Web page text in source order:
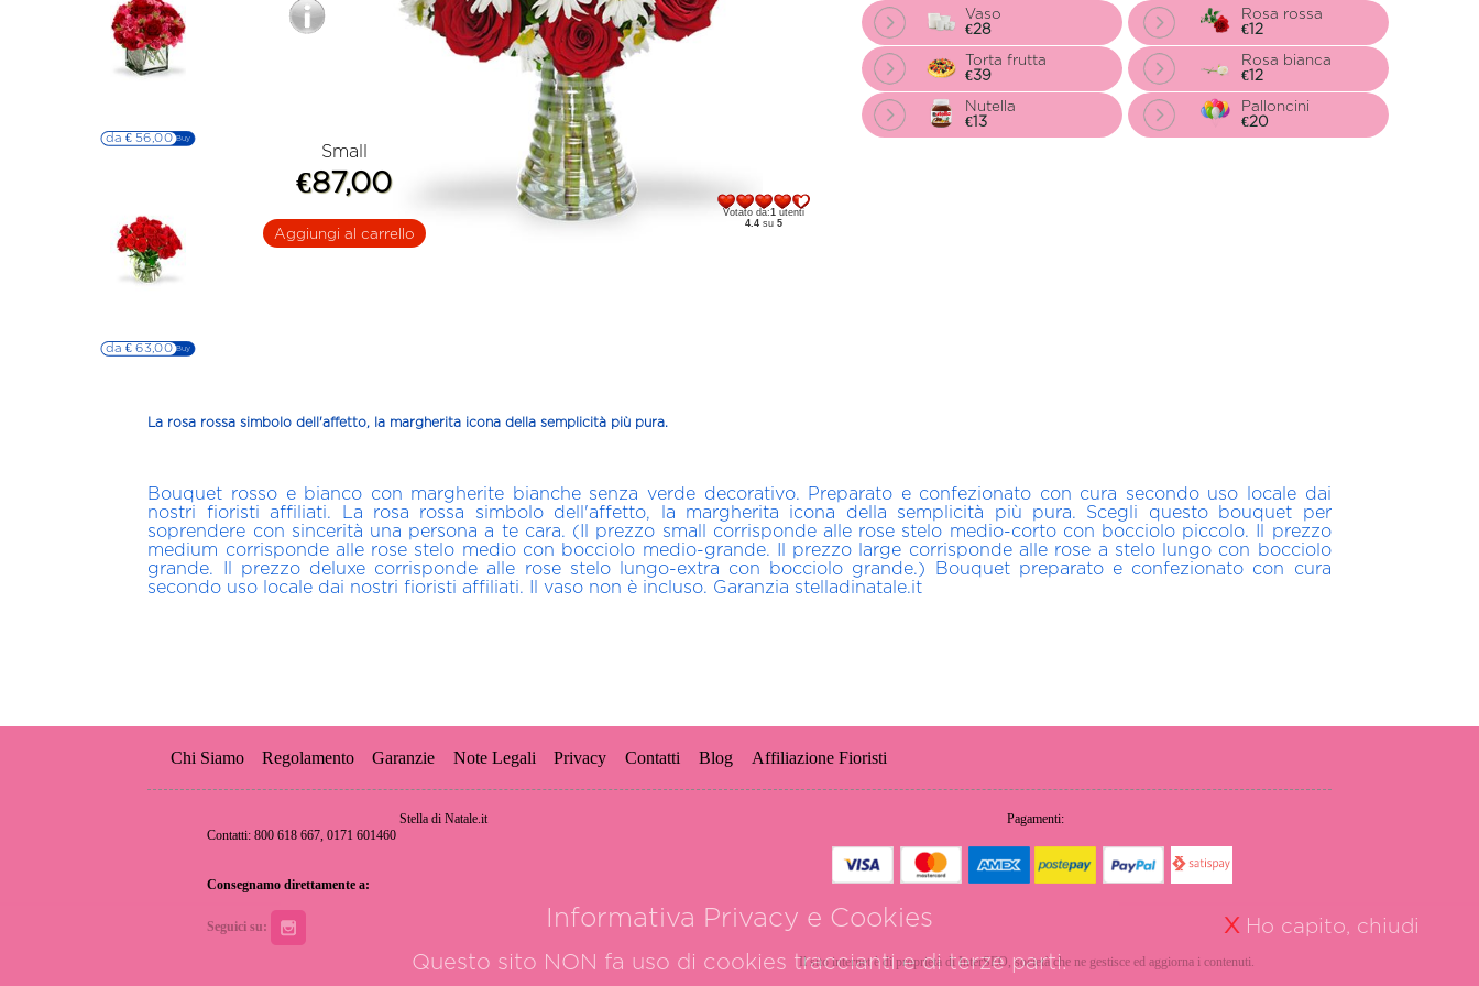
▷▷ Buy
da € 56,00
▷▷ Buy
da € 63,00
Small
€87,00
Aggiungi al carrello
Votato da:1utenti
4.4su 5
Vaso
€28
Torta frutta
€39
Nutella
€13
Rosa rossa
€12
Rosa bianca
€12
Palloncini
€20
La rosa rossa simbolo dell'affetto, la margherita icona della semplicità più pura.
Bouquet rosso e bianco con margherite bianche senza verde decorativo. Preparato e confezionato con cura secondo uso locale dai
nostri fioristi affiliati. La rosa rossa simbolo dell'affetto, la margherita icona della semplicità più pura. Scegli questo bouquet per
soprendere con sincerità una persona a te cara. (Il prezzo small corrisponde alle rose stelo medio-corto con bocciolo piccolo. Il prezzo
medium corrisponde alle rose stelo medio con bocciolo medio-grande. Il prezzo large corrisponde alle rose a stelo lungo con bocciolo
grande. Il prezzo deluxe corrisponde alle rose stelo lungo-extra con bocciolo grande.) Bouquet preparato e confezionato con cura
secondo uso locale dai nostri fioristi affiliati. Il vaso non è incluso. Garanzia stelladinatale.it
Chi Siamo Regolamento Garanzie Note Legali Privacy Contatti Blog Affiliazione Fioristi
Stella di Natale.it
Contatti: 800 618 667, 0171 601460
Consegnamo direttamente a:
Seguici su:
Pagamenti:
Il sito internet è di proprietà di InterSEO, società che ne gestisce ed aggiorna i contenuti.
Informativa Privacy e Cookies
Questo sito NON fa uso di cookies traccianti e di terze parti.
X Ho capito, chiudi